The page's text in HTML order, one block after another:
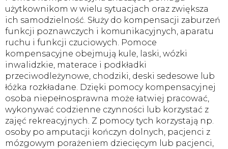
t
r
o
l
k
i
l
i
s
t
y
użytkownikom w wielu sytuacjach oraz zwiększa
ich samodzielność. Służy do kompensacji zaburzeń
funkcji poznawczych i komunikacyjnych, aparatu
ruchu i funkcji czuciowych. Pomoce
kompensacyjne obejmują kule, laski, wózki
inwalidzkie, materace i podkładki
przeciwodleżynowe, chodziki, deski sedesowe lub
łóżka rozkładane. Dzięki pomocy kompensacyjnej
osoba niepełnosprawna może łatwiej pracować,
wykonywać codzienne czynności lub korzystać z
zajęć rekreacyjnych. Z pomocy tych korzystają np.
osoby po amputacji kończyn dolnych, pacjenci z
mózgowym porażeniem dziecięcym lub pacjenci,